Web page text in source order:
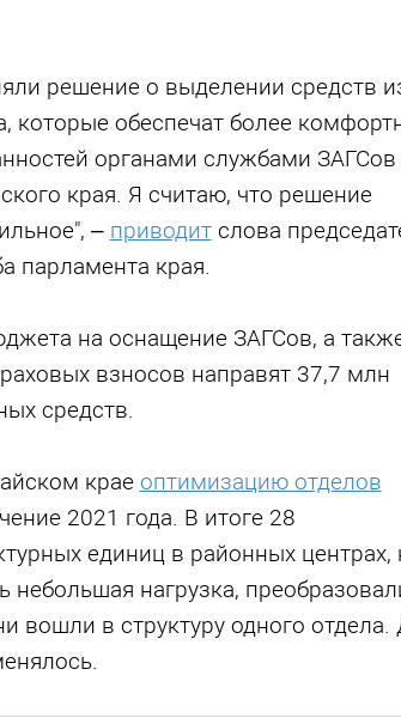
решение о выделении средств
которые обеспечат более
органами службами ЗАГСов
края. Я считаю, что решение
– приводитслова
парламента края.
на оснащение ЗАГСов, а
взносов направят 37,7 млн
средств.
крае оптимизацию отделов
2021 года. В итоге 28
единиц в районных центрах,
небольшая нагрузка,
вошли в структуру одного отдела.